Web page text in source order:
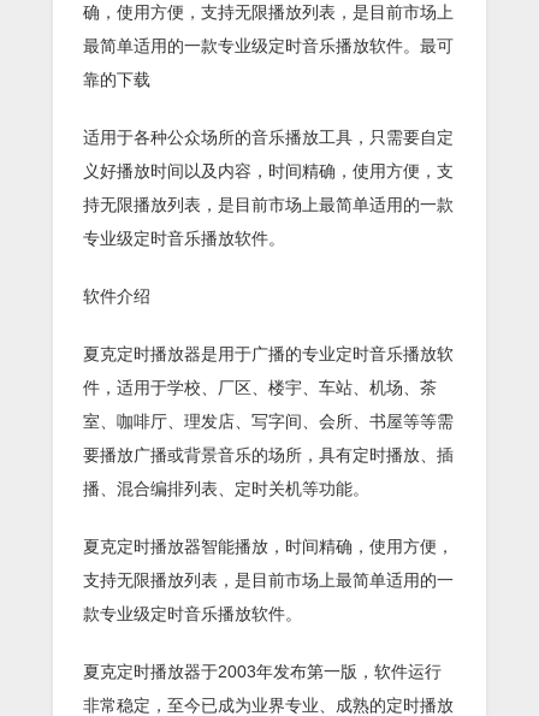
确，使用方便，支持无限播放列表，是目前市场上
最简单适用的一款专业级定时音乐播放软件。最可
靠的下载
适用于各种公众场所的音乐播放工具，只需要自定
义好播放时间以及内容，时间精确，使用方便，支
持无限播放列表，是目前市场上最简单适用的一款
专业级定时音乐播放软件。
软件介绍
夏克定时播放器是用于广播的专业定时音乐播放软
件，适用于学校、厂区、楼宇、车站、机场、茶
室、咖啡厅、理发店、写字间、会所、书屋等等需
要播放广播或背景音乐的场所，具有定时播放、插
播、混合编排列表、定时关机等功能。
夏克定时播放器智能播放，时间精确，使用方便，
支持无限播放列表，是目前市场上最简单适用的一
款专业级定时音乐播放软件。
夏克定时播放器于2003年发布第一版，软件运行
非常稳定，至今已成为业界专业、成熟的定时播放